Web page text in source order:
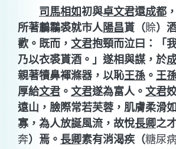
司馬相如初與卓文君還成都
所著鷫鸘裘就市人陽昌貰（賒）
歡。既而， 文君抱頸而泣曰：「
乃以衣裘貰酒。」遂相與謀，於
親著犢鼻褌滌器，以恥王孫 。 王
厚給文君 。 文君遂為富人。 文君
遠山，臉際常若芙蓉，肌膚柔滑
寡，為人放誕風流，故悅長卿之
奔）焉。 長卿素有消渴疾（糖尿